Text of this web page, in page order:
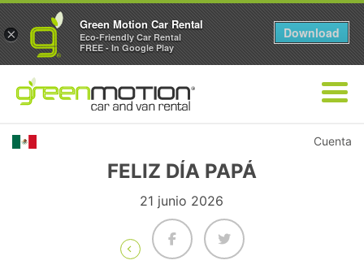
Cuenta
FELIZ DÍA PAPÁ
21 junio 2026
×
Green Motion Car Rental
Eco-Friendly Car Rental
FREE - In Google Play
Download